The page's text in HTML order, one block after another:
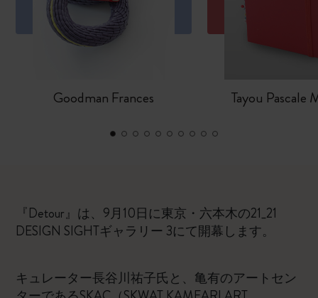
Goodman Frances Tayou Pascale
『Detour』は、9月10日に東京・六本木の21_21
DESIGN SIGHTギャラリー 3にて開幕します。
キュレーター長谷川祐子氏と、亀有のアートセン